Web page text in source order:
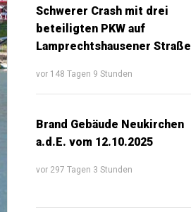
Schwerer Crash mit drei
beteiligten PKW auf
Lamprechtshausener Straße
vor 148 Tagen 9 Stunden
Brand Gebäude Neukirchen
a.d.E. vom 12.10.2025
vor 297 Tagen 3 Stunden